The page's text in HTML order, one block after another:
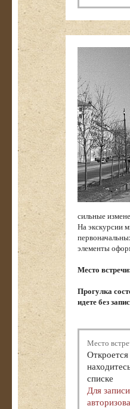
сильные
На экскурсии
элементы
Место
Прогулка
идете без
Место
списке
Для